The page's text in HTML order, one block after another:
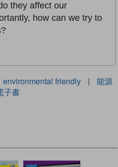
they affect our
how can we try to
environmental friendly |
能源
子書